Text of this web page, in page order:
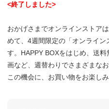
<終了しました>
おかげさまでオンラインストア
めて、4週間限定の「オンライン
す。HAPPY BOXをはじめ、送
画など、週替わりでさまざまな
この機会に、お買い物をお楽しみ